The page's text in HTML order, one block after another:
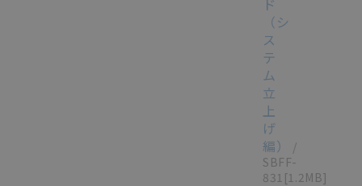
（シ
ス
テ
ム
立
上
げ
編）
/
SBFF-
831 [1.2MB]